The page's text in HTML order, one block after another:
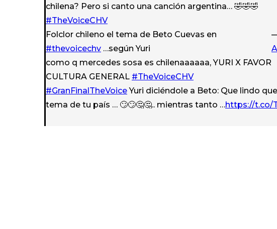
chilena? Pero si canto una canción argentina… 🤣🤣🤣
#TheVoiceCHV
Folclor chileno el tema de Beto Cuevas en
#thevoicechv …según Yuri
como q mercedes sosa es chilenaaaaaa, YURI X FAVOR
CULTURA GENERAL #TheVoiceCHV
#GranFinalTheVoiceYuri diciéndole a Beto: Que lindo
tema de tu país … 🙄🙄🤔🤔.. mientras tanto …https://t.co/